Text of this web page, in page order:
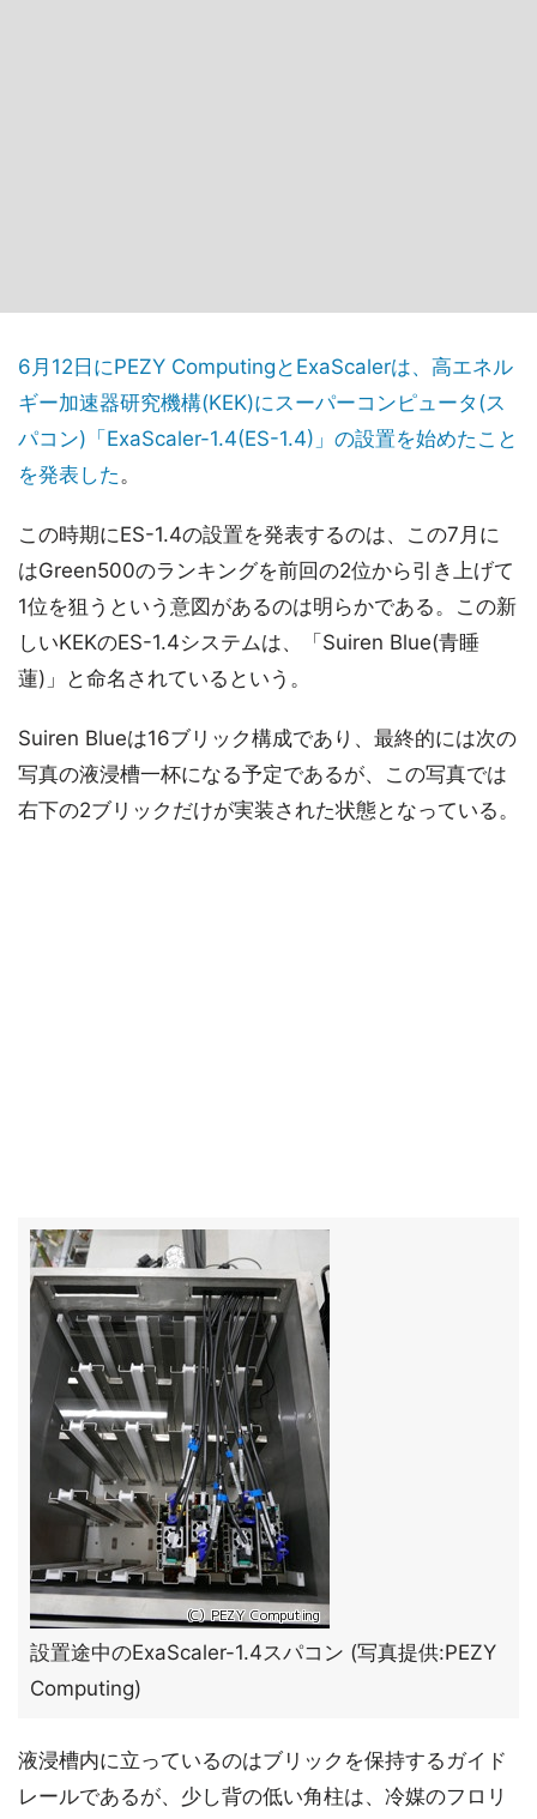
6月12日にPEZY ComputingとExaScalerは、高エネル
ギー加速器研究機構(KEK)にスーパーコンピュータ(ス
パコン)「ExaScaler-1.4(ES-1.4)」の設置を始めたこと
を発表した。
この時期にES-1.4の設置を発表するのは、この7月に
はGreen500のランキングを前回の2位から引き上げて
1位を狙うという意図があるのは明らかである。この新
しいKEKのES-1.4システムは、「Suiren Blue(青睡
蓮)」と命名されているという。
Suiren Blueは16ブリック構成であり、最終的には次の
写真の液浸槽一杯になる予定であるが、この写真では
右下の2ブリックだけが実装された状態となっている。
設置途中のExaScaler-1.4スパコン (写真提供:PEZY
Computing)
液浸槽内に立っているのはブリックを保持するガイド
レールであるが、少し背の低い角柱は、冷媒のフロリ